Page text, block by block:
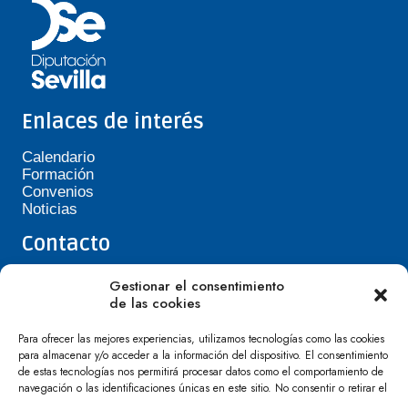
Gestionar el consentimiento
de las cookies
Para ofrecer las mejores experiencias, utilizamos tecnologías como las cookies
para almacenar y/o acceder a la información del dispositivo. El consentimiento
de estas tecnologías nos permitirá procesar datos como el comportamiento de
navegación o las identificaciones únicas en este sitio. No consentir o retirar el
Enlaces de interés
Calendario
Formación
Convenios
Noticias
Contacto
Teléfono de Asepavi: 623 394 601
asepavi20@gmail.com
Villafranca